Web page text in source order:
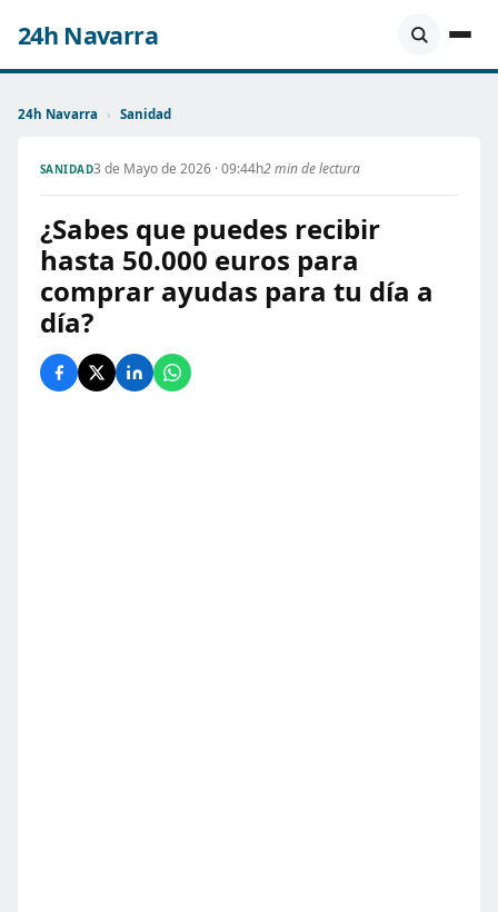
24h Navarra
24h Navarra › Sanidad
SANIDAD3 de Mayo de 2026 · 09:44h2 min de lectura
¿Sabes que puedes recibir
hasta 50.000 euros para
comprar ayudas para tu día a
día?